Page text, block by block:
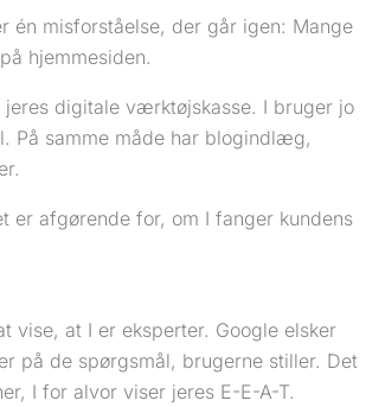
én misforståelse, der går igen: Mange
hjemmesiden.
digitale værktøjskasse. I bruger jo
På samme måde har blogindlæg,
afgørende for, om I fanger kundens
vise, at I er eksperter. Google elsker
på de spørgsmål, brugerne stiller. Det
I for alvor viser jeres E-E-A-T.